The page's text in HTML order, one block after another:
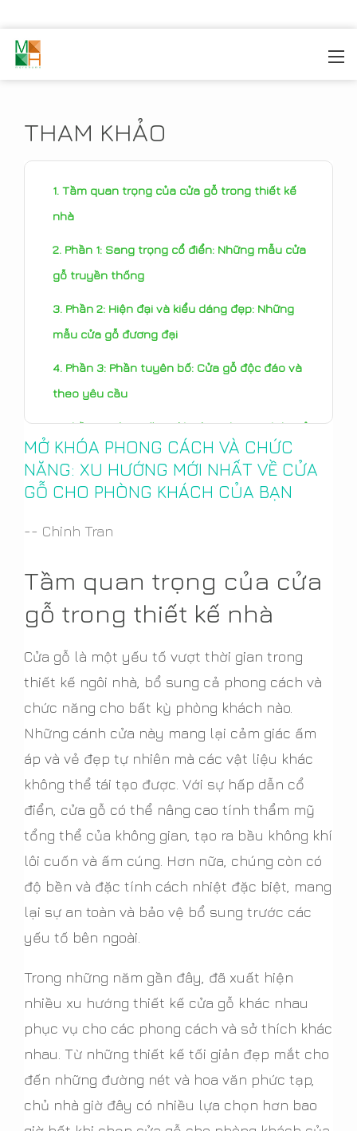
THAM KHẢO
Tầm quan trọng của cửa gỗ trong thiết kế
nhà
Phần 1: Sang trọng cổ điển: Những mẫu cửa
gỗ truyền thống
Phần 2: Hiện đại và kiểu dáng đẹp: Những
mẫu cửa gỗ đương đại
Phần 3: Phần tuyên bố: Cửa gỗ độc đáo và
theo yêu cầu
Phần 4: Công năng đáp ứng phong cách: Cửa
gỗ đa năng
Phần 5: Giải pháp bền vững: Vật liệu cửa gỗ
MỞ KHÓA PHONG CÁCH VÀ CHỨC
NĂNG: XU HƯỚNG MỚI NHẤT VỀ CỬA
GỖ CHO PHÒNG KHÁCH CỦA BẠN
-- Chinh Tran
Tầm quan trọng của cửa
gỗ trong thiết kế nhà
Cửa gỗ là một yếu tố vượt thời gian trong
thiết kế ngôi nhà, bổ sung cả phong cách và
chức năng cho bất kỳ phòng khách nào.
Những cánh cửa này mang lại cảm giác ấm
áp và vẻ đẹp tự nhiên mà các vật liệu khác
không thể tái tạo được. Với sự hấp dẫn cổ
điển, cửa gỗ có thể nâng cao tính thẩm mỹ
tổng thể của không gian, tạo ra bầu không khí
lôi cuốn và ấm cúng. Hơn nữa, chúng còn có
độ bền và đặc tính cách nhiệt đặc biệt, mang
lại sự an toàn và bảo vệ bổ sung trước các
yếu tố bên ngoài.
Trong những năm gần đây, đã xuất hiện
nhiều xu hướng thiết kế cửa gỗ khác nhau
phục vụ cho các phong cách và sở thích khác
nhau. Từ những thiết kế tối giản đẹp mắt cho
đến những đường nét và hoa văn phức tạp,
chủ nhà giờ đây có nhiều lựa chọn hơn bao